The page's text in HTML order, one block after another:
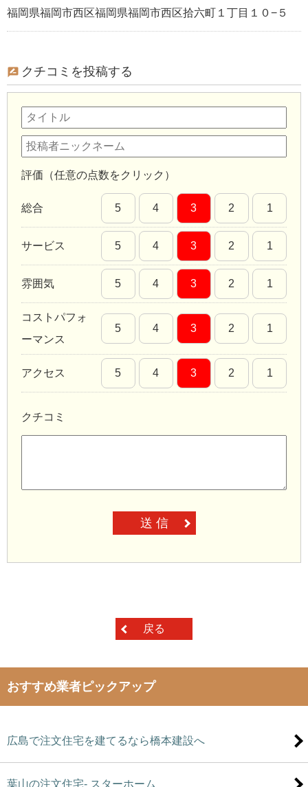
福岡県福岡市西区福岡県福岡市西区拾六町１丁目１０−５
クチコミを投稿する
評価（任意の点数をクリック）
総合 5 4 3 2 1
サービス 5 4 3 2 1
雰囲気 5 4 3 2 1
コストパフォ
ーマンス
5 4 3 2 1
アクセス 5 4 3 2 1
クチコミ
送 信
戻る
おすすめ業者ピックアップ
広島で注文住宅を建てるなら橋本建設へ
葉山の注文住宅- スターホーム